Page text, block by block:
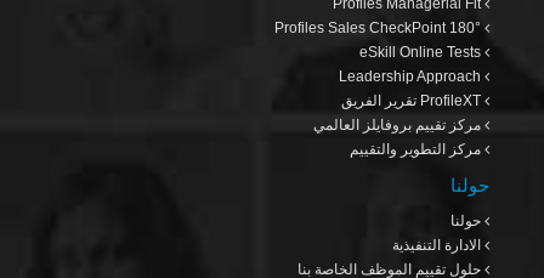
Profiles Managerial Fit
Profiles Sales CheckPoint 180°
ProfileXT تقرير الفريق
مركز تقييم بروفايلز العالمي
مركز التطوير والتقييم
حولنا
حولنا
الادارة التنفيذية
حلول تقييم الموظف الخاصة بنا